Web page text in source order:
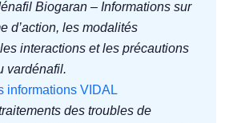
Biogaran – Informations sur
d’action, les modalités
interactions et les précautions
vardénafil.
informations VIDAL
des troubles de